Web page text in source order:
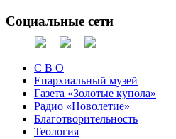
Социальные сети
С В О
Епархиальный музей
Газета «Золотые купола»
Радио «Новолетие»
Благотворительность
Теология